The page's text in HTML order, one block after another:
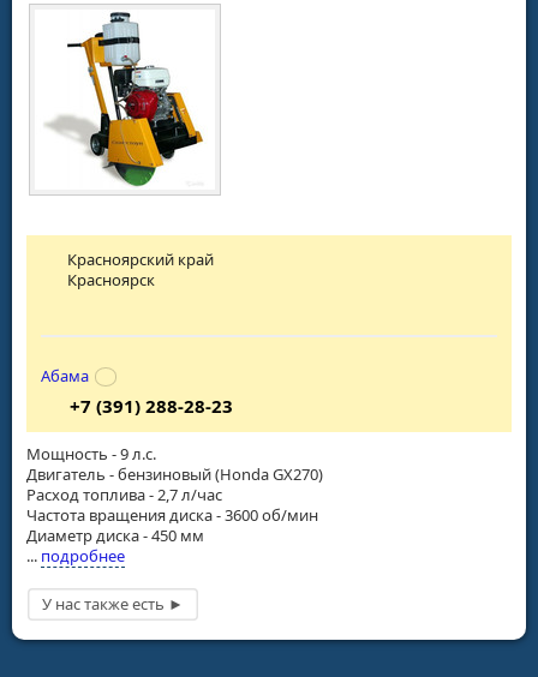
Мощность - 9 л.с.
Двигатель - бензиновый (Honda GX270)
Расход топлива - 2,7 л/час
Частота вращения диска - 3600 об/мин
Диаметр диска - 450 мм
... подробнее
Красноярский край
Красноярск
Абама
+7 (391) 288-28-23